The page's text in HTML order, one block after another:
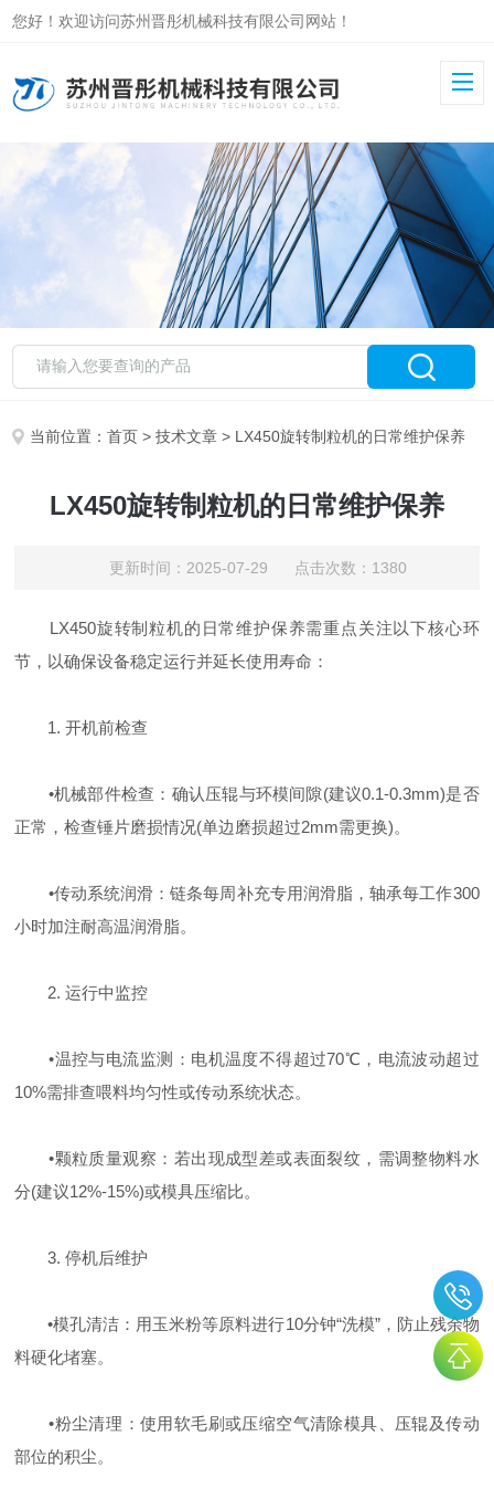
您好！欢迎访问苏州晋彤机械科技有限公司网站！
当前位置：首页 >技术文章 > LX450旋转制粒机的日常维护保养
LX450旋转制粒机的日常维护保养
更新时间：2025-07-29 点击次数：1380
LX450旋转制粒机的日常维护保养需重点关注以下核心环
节，以确保设备稳定运行并延长使用寿命：
1. ‌开机前检查‌
‌•机械部件检查‌：确认压辊与环模间隙(建议0.1-0.3mm)是否
正常，检查锤片磨损情况(单边磨损超过2mm需更换)‌。
‌•传动系统润滑‌：链条每周补充专用润滑脂，轴承每工作300
小时加注耐高温润滑脂‌。
2. ‌运行中监控‌
‌•温控与电流监测‌：电机温度不得超过70℃，电流波动超过
10%需排查喂料均匀性或传动系统状态‌。
‌•颗粒质量观察‌：若出现成型差或表面裂纹，需调整物料水
分(建议12%-15%)或模具压缩比‌。
3. ‌停机后维护‌
‌•模孔清洁‌：用玉米粉等原料进行10分钟“洗模”，防止残余物
料硬化堵塞‌。
‌•粉尘清理‌：使用软毛刷或压缩空气清除模具、压辊及传动
部位的积尘‌。